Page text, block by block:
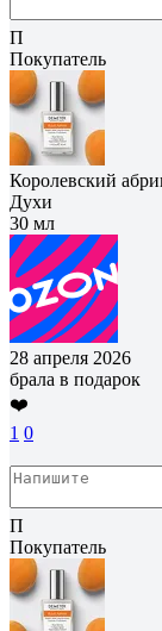
П
Покупатель
Королевский
Духи
30 мл
28 апреля 2026
брала в подарок
❤️
1 0
П
Покупатель